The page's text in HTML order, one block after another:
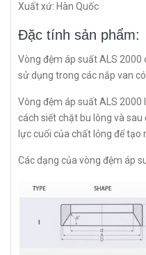
Xuất xứ: Hàn Quốc
Đặc tính sản phẩm:
Vòng đệm áp suất ALS
sử dụng trong các nắp van
Vòng đệm áp suất ALS
cách siết chặt bu lông và
lực cuối của chất lỏng để tạo
Các dạng của vòng đệm áp